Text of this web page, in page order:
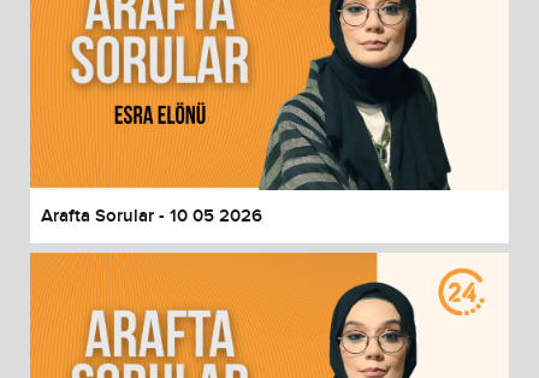
Arafta Sorular - 10 05 2026